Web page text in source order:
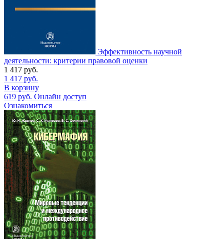
Эффективность научной
деятельности: критерии правовой оценки
1 417 руб.
1 417 руб.
В корзину
619 руб. Онлайн доступ
Ознакомиться